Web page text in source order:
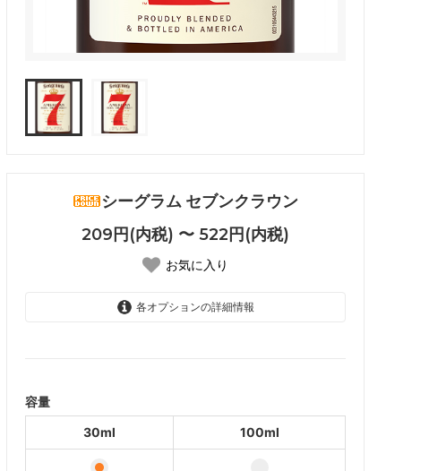
シーグラム セブンクラウン
209円(内税) 〜 522円(内税)
お気に入り
各オプションの詳細情報
容量
30ml
100ml